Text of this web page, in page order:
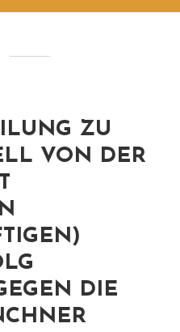
ZU
VON DER
DIE